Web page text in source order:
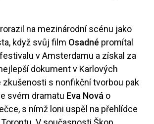
na mezinárodní scénu jako
když svůj film Osadné promítal
v Amsterdamu a získal za
dokument v Karlových
zkušenosti s nonfikční tvorbou pak
svém dramatu Eva Nová o
s nímž loni uspěl na přehlídce